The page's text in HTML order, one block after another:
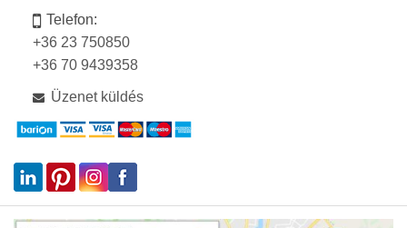
Telefon:
+36 23 750850
+36 70 9439358
Üzenet küldés